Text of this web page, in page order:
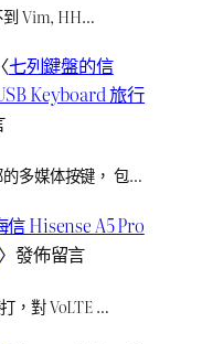
到 Vim, HH…
七列鍵盤的信
Keyboard 旅行
多媒体按键， 包…
信 Hisense A5 Pro
〉發佈留言
，對 VoLTE …